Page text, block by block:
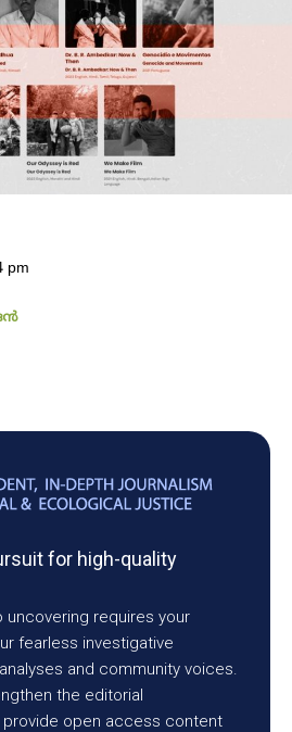
pm
for high-quality
uncovering requires your
fearless investigative
and community voices.
the editorial
open access content